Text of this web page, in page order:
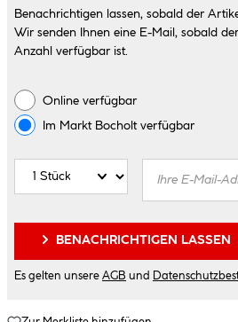
Benachrichtigen lassen, sobald der
Wir senden Ihnen eine E-Mail, sobald
Anzahl verfügbar ist.
Online verfügbar
Im Markt Bocholtverfügbar
BENACHRICHTIGEN LASSEN
Es gelten unsere AGB und